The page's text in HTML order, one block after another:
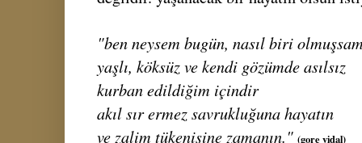
"ben neysem bugün, nasıl biri
yaşlı, köksüz ve kendi gözümde asılsız
kurban edildiğim içindir
akıl sır ermez savrukluğuna hayatın
ve zalim tükenişine zamanın." (gore vidal)